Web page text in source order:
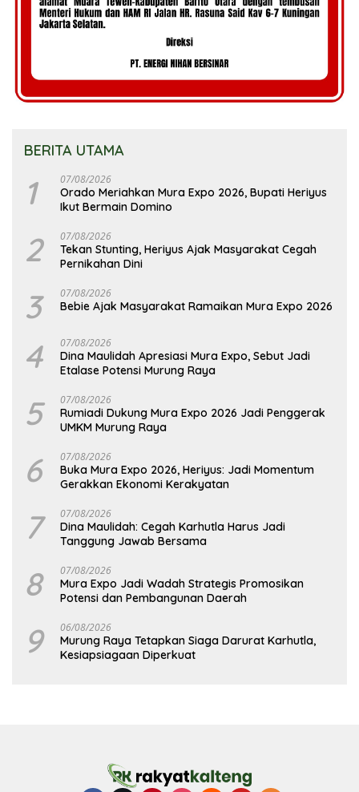
BERITA UTAMA
1 07/08/2026
Orado Meriahkan Mura Expo 2026, Bupati Heriyus
Ikut Bermain Domino
2 07/08/2026
Tekan Stunting, Heriyus Ajak Masyarakat Cegah
Pernikahan Dini
3 07/08/2026
Bebie Ajak Masyarakat Ramaikan Mura Expo 2026
4 07/08/2026
Dina Maulidah Apresiasi Mura Expo, Sebut Jadi
Etalase Potensi Murung Raya
5 07/08/2026
Rumiadi Dukung Mura Expo 2026 Jadi Penggerak
UMKM Murung Raya
6 07/08/2026
Buka Mura Expo 2026, Heriyus: Jadi Momentum
Gerakkan Ekonomi Kerakyatan
7 07/08/2026
Dina Maulidah: Cegah Karhutla Harus Jadi
Tanggung Jawab Bersama
8 07/08/2026
Mura Expo Jadi Wadah Strategis Promosikan
Potensi dan Pembangunan Daerah
9 06/08/2026
Murung Raya Tetapkan Siaga Darurat Karhutla,
Kesiapsiagaan Diperkuat